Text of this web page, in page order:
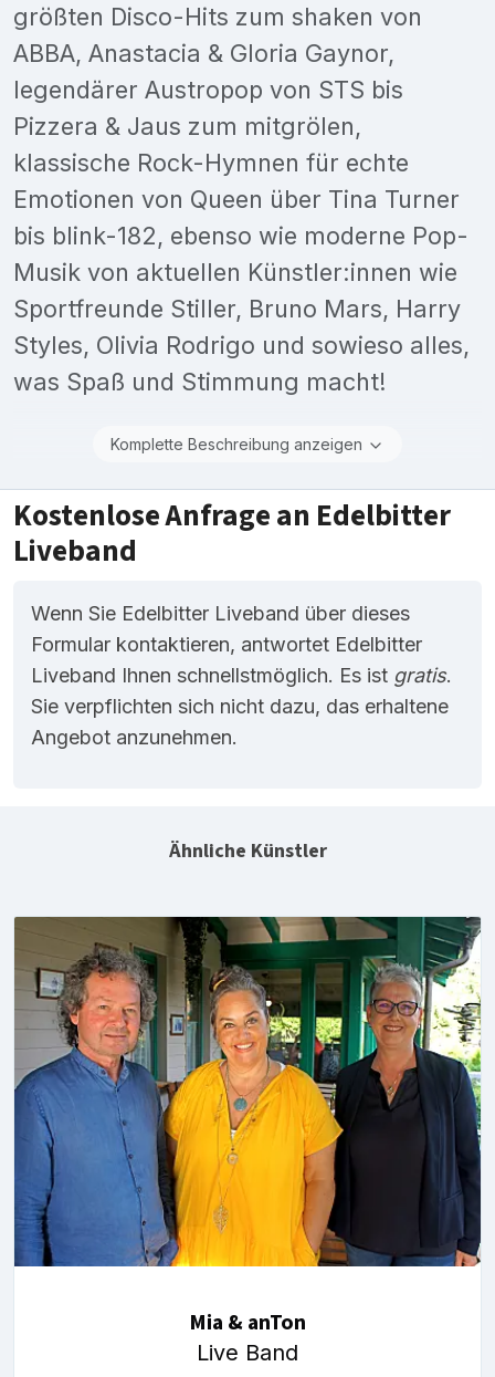
größten Disco-Hits zum shaken von
ABBA, Anastacia & Gloria Gaynor,
legendärer Austropop von STS bis
Pizzera & Jaus zum mitgrölen,
klassische Rock-Hymnen für echte
Emotionen von Queen über Tina Turner
bis blink-182, ebenso wie moderne Pop-
Musik von aktuellen Künstler:innen wie
Sportfreunde Stiller, Bruno Mars, Harry
Styles, Olivia Rodrigo und sowieso alles,
was Spaß und Stimmung macht!
Komplette Beschreibung anzeigen
Kostenlose Anfrage an Edelbitter
Liveband
Wenn Sie Edelbitter Liveband über dieses
Formular kontaktieren, antwortet Edelbitter
Liveband Ihnen schnellstmöglich. Es ist gratis.
Sie verpflichten sich nicht dazu, das erhaltene
Angebot anzunehmen.
Ähnliche Künstler
Mia & anTon
Live Band